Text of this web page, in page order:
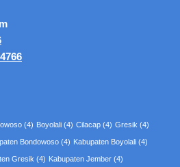
(4) Boyolali (4) Cilacap (4) Gresik (4)
Bondowoso (4) Kabupaten Boyolali (4)
Gresik (4) Kabupaten Jember (4)